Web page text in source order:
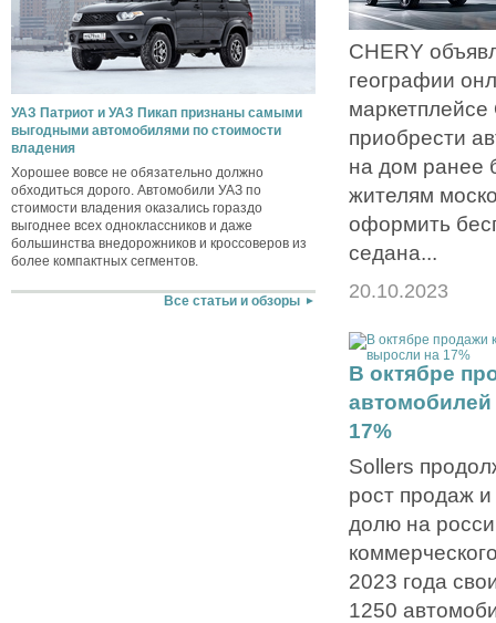
УАЗ Патриот и УАЗ Пикап признаны самыми
выгодными автомобилями по стоимости
владения
Хорошее вовсе не обязательно должно
обходиться дорого. Автомобили УАЗ по
стоимости владения оказались гораздо
выгоднее всех одноклассников и даже
большинства внедорожников и кроссоверов из
более компактных сегментов.
Все статьи и обзоры
CHERY
географии
приобрести
на дом ранее
жителям
оформить
седана...
20.10.2023
В октябре
17%
Sollers
рост продаж
долю на
2023 года
1250